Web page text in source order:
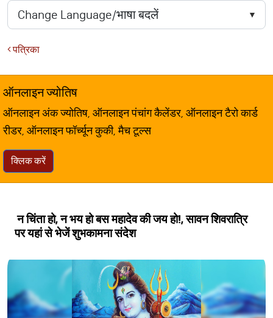
पत्रिका
ऑनलाइन ज्योतिष
ऑनलाइन अंक ज्योतिष, ऑनलाइन पंचांग कैलेंडर, ऑनलाइन टैरो कार्ड
रीडर, ऑनलाइन फॉर्च्यून कुकी, मैच टूल्स
क्लिक करें
न चिंता हो, न भय हो बस महादेव की जय हो!, सावन शिवरात्रि
पर यहां से भेजें शुभकामना संदेश